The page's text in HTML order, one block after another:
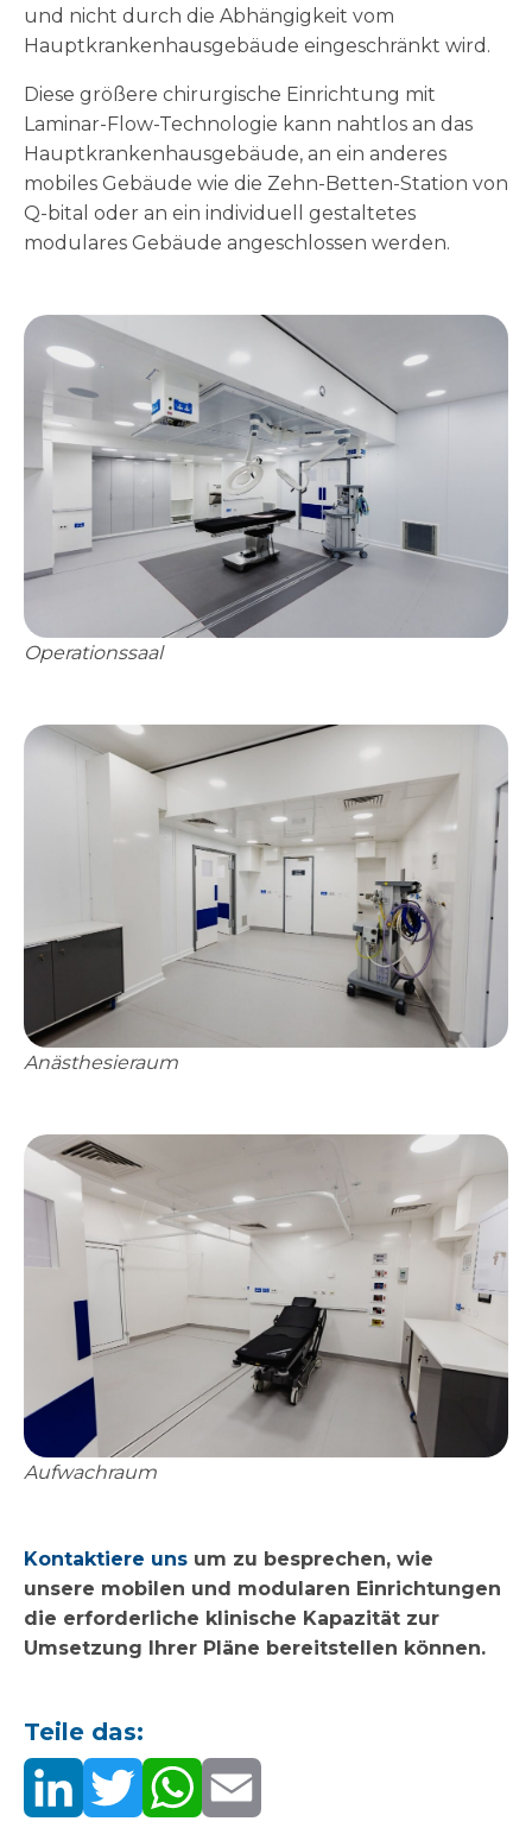
und nicht durch die Abhängigkeit vom
Hauptkrankenhausgebäude eingeschränkt wird.
Diese größere chirurgische Einrichtung mit
Laminar-Flow-Technologie kann nahtlos an das
Hauptkrankenhausgebäude, an ein anderes
mobiles Gebäude wie die Zehn-Betten-Station von
Q-bital oder an ein individuell gestaltetes
modulares Gebäude angeschlossen werden.
Operationssaal
Anästhesieraum
Aufwachraum
Kontaktiere uns um zu besprechen, wie
unsere mobilen und modularen Einrichtungen
die erforderliche klinische Kapazität zur
Umsetzung Ihrer Pläne bereitstellen können.
Teile das: